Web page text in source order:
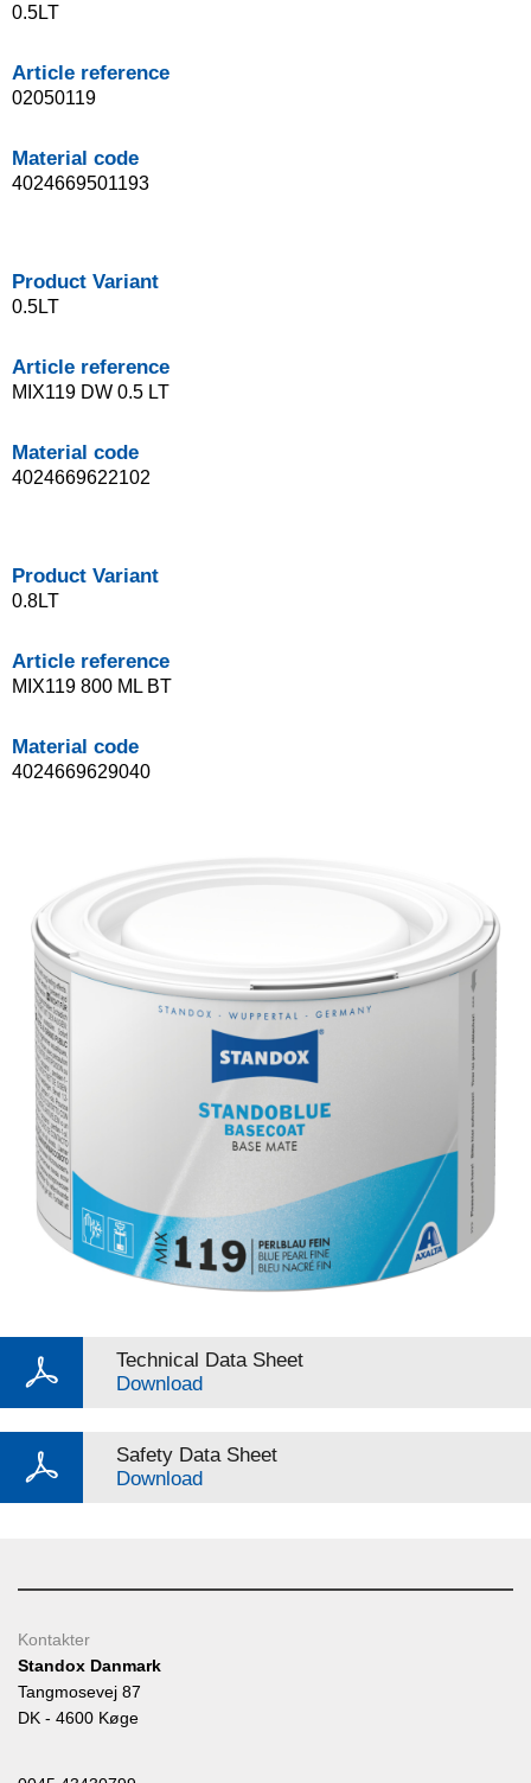
0.5LT
Article reference
02050119
Material code
4024669501193
Product Variant
0.5LT
Article reference
MIX119 DW 0.5 LT
Material code
4024669622102
Product Variant
0.8LT
Article reference
MIX119 800 ML BT
Material code
4024669629040
Technical Data Sheet
Download
Safety Data Sheet
Download
Kontakter
Standox Danmark
Tangmosevej 87
DK - 4600 Køge